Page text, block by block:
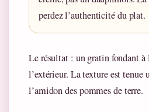
perdez l’authenticité du plat.
Le résultat : un gratin fondant à
l’extérieur. La texture est tenue
l’amidon des pommes de terre.